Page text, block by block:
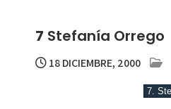
7 Stefanía Orrego
18 DICIEMBRE, 2000